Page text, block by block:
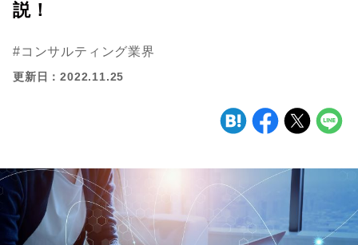
説！
コンサルティング業界
更新日：2022.11.25